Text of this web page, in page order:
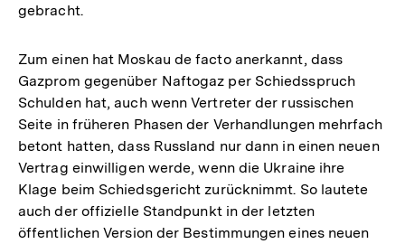
gebracht.
Zum einen hat Moskau de facto anerkannt, dass
Gazprom gegenüber Naftogaz per Schiedsspruch
Schulden hat, auch wenn Vertreter der russischen
Seite in früheren Phasen der Verhandlungen mehrfach
betont hatten, dass Russland nur dann in einen neuen
Vertrag einwilligen werde, wenn die Ukraine ihre
Klage beim Schiedsgericht zurücknimmt. So lautete
auch der offizielle Standpunkt in der letzten
öffentlichen Version der Bestimmungen eines neuen